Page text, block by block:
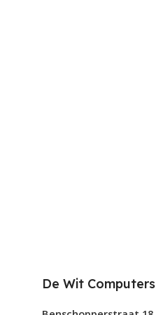
De Wit Computers